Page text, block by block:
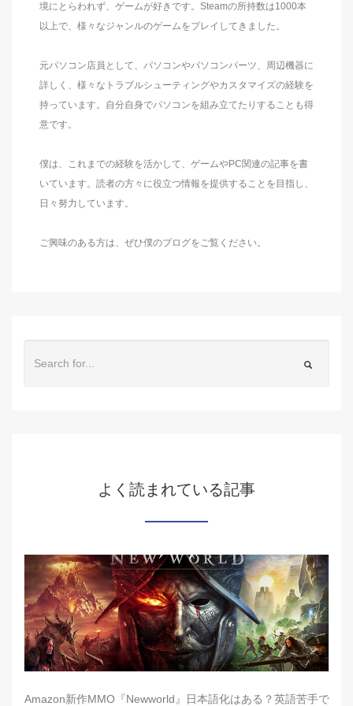
境にとらわれず、ゲームが好きです。Steamの所持数は1000本
以上で、様々なジャンルのゲームをプレイしてきました。
元パソコン店員として、パソコンやパソコンパーツ、周辺機器に
詳しく、様々なトラブルシューティングやカスタマイズの経験を
持っています。自分自身でパソコンを組み立てたりすることも得
意です。
僕は、これまでの経験を活かして、ゲームやPC関連の記事を書
いています。読者の方々に役立つ情報を提供することを目指し、
日々努力しています。
ご興味のある方は、ぜひ僕のブログをご覧ください。
よく読まれている記事
Amazon新作MMO『Newworld』日本語化はある？英語苦手で